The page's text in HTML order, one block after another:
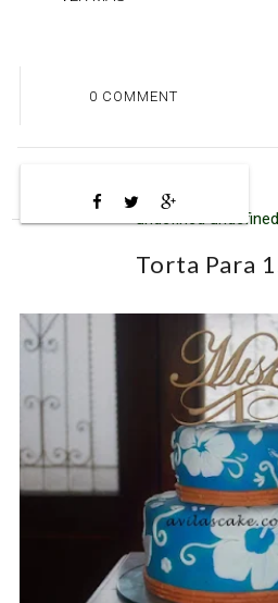
0 COMMENT
undefined
Torta Para